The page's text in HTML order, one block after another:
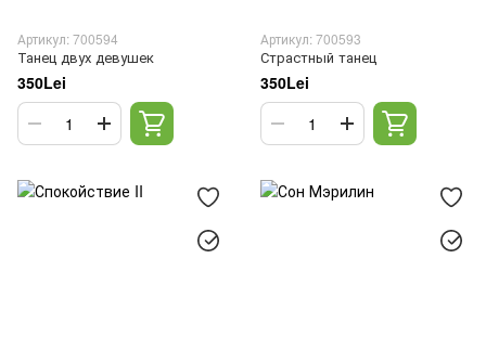
Артикул: 700594
Танец двух девушек
350Lei
Артикул: 700593
Страстный танец
350Lei